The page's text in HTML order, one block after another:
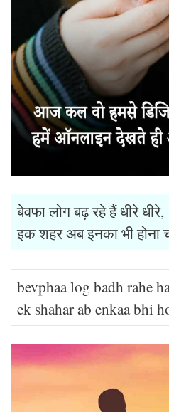
बेवफा लोग बढ़ रहे हैं धीरे धीरे,
इक शहर अब इनका भी होना
bevphaa log badh rahe
ek shahar ab enkaa bhi